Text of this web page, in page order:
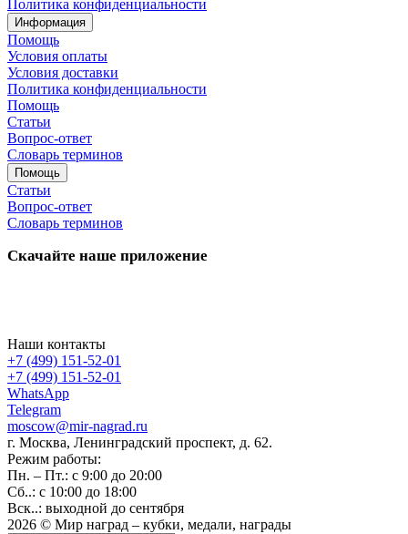
Политика конфиденциальности
Информация
Помощь
Условия оплаты
Условия доставки
Политика конфиденциальности
Помощь
Статьи
Вопрос-ответ
Словарь терминов
Помощь
Статьи
Вопрос-ответ
Словарь терминов
Скачайте наше приложение
Наши контакты
+7 (499) 151-52-01
+7 (499) 151-52-01
WhatsApp
Telegram
moscow@mir-nagrad.ru
г. Москва, Ленинградский проспект, д. 62.
Режим работы:
Пн. – Пт.: с 9:00 до 20:00
Сб..: с 10:00 до 18:00
Вск..: выходной до сентября
2026 © Мир наград – кубки, медали, награды